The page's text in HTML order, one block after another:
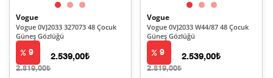
Vogue
Vogue 0VJ2033 327073 48 Çocuk
Güneş Gözlüğü
9
2.819,00₺
2.539,00₺
Vogue
Vogue 0VJ2033 W44/87 48 Çocuk
Güneş Gözlüğü
9
2.819,00₺
2.539,00₺